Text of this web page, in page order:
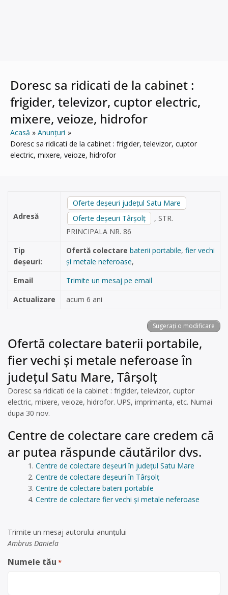
Doresc sa ridicati de la cabinet :
frigider, televizor, cuptor electric,
mixere, veioze, hidrofor
Acasă
Anunțuri
Doresc sa ridicati de la cabinet : frigider, televizor, cuptor
electric, mixere, veioze, hidrofor
Adresă
Oferte deșeuri județul Satu Mare
Oferte deșeuri Târşolţ
, STR.
PRINCIPALA NR. 86
Tip
deșeuri:
Ofertă colectare baterii portabile, fier vechi
și metale neferoase,
Email
Trimite un mesaj pe email
Actualizare
acum 6 ani
Sugerați o modificare
Ofertă colectare baterii portabile,
fier vechi și metale neferoase în
județul Satu Mare, Târşolţ
Doresc sa ridicati de la cabinet : frigider, televizor, cuptor
electric, mixere, veioze, hidrofor. UPS, imprimanta, etc. Numai
dupa 30 nov.
Centre de colectare care credem că
ar putea răspunde căutărilor dvs.
Centre de colectare deșeuri în județul Satu Mare
Centre de colectare deșeuri în Târşolţ
Centre de colectare baterii portabile
Centre de colectare fier vechi și metale neferoase
Trimite un mesaj autorului anunţului
Ambrus Daniela
Numele tău *